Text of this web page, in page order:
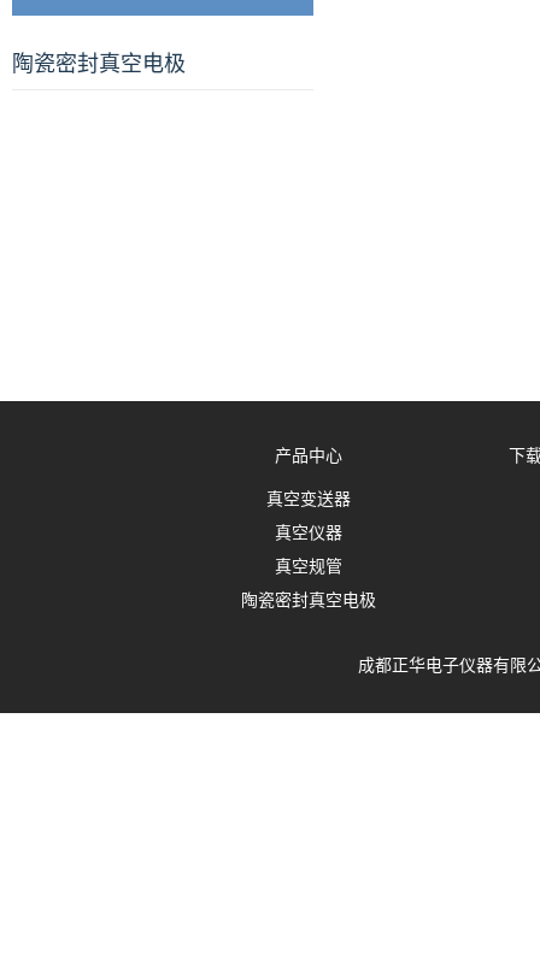
陶瓷密封真空电极
产品中心
真空变送器
真空仪器
真空规管
陶瓷密封真空电极
下
成都正华电子仪器有限